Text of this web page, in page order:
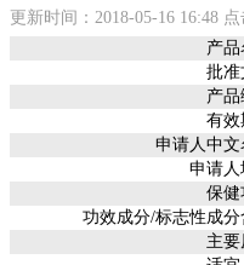
更新时间：2018-05-16 16:48 点
产
批准
产
有效
申请人中文
申请人
保健
功效成分/标志性成分
主